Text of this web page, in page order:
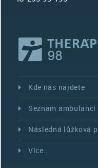
Kde nás najdete
Seznam ambulancí
Následná lůžková
Více...